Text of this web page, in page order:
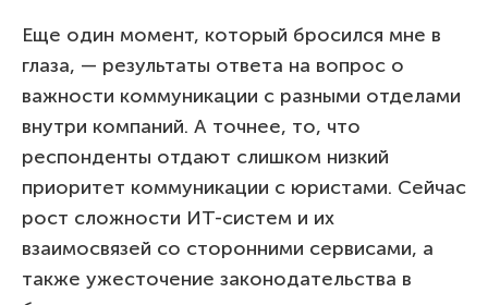
Еще один момент, который бросился мне в
глаза, — результаты ответа на вопрос о
важности коммуникации с разными отделами
внутри компаний. А точнее, то, что
респонденты отдают слишком низкий
приоритет коммуникации с юристами. Сейчас
рост сложности ИТ-систем и их
взаимосвязей со сторонними сервисами, а
также ужесточение законодательства в